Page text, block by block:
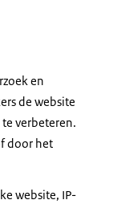
en
de website
verbeteren.
door het
website, IP-